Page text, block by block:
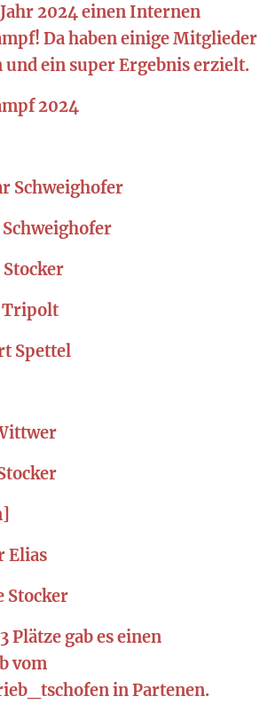
2024 einen Internen
Da haben einige Mitglieder
ein super Ergebnis erzielt.
2024
Schweighofer
Stocker
Tripolt
Spettel
Elias
Stocker
Plätze gab es einen
vom
in Partenen.